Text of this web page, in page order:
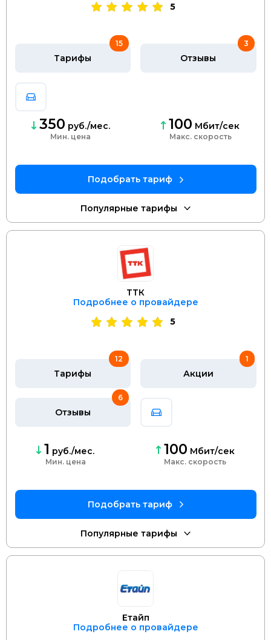
5
Тарифы
15
Отзывы
3
350 руб./мес.
Мин. цена
100 Мбит/сек
скорость
ТТК
Подробнее о провайдере
5
Тарифы
12
Акции
1
Отзывы
6
1 руб./мес.
Мин. цена
100 Мбит/сек
скорость
Етайп
Подробнее о провайдере